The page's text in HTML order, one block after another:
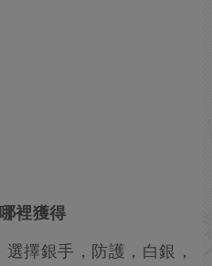
裡獲得
擇銀手，防護，白銀，